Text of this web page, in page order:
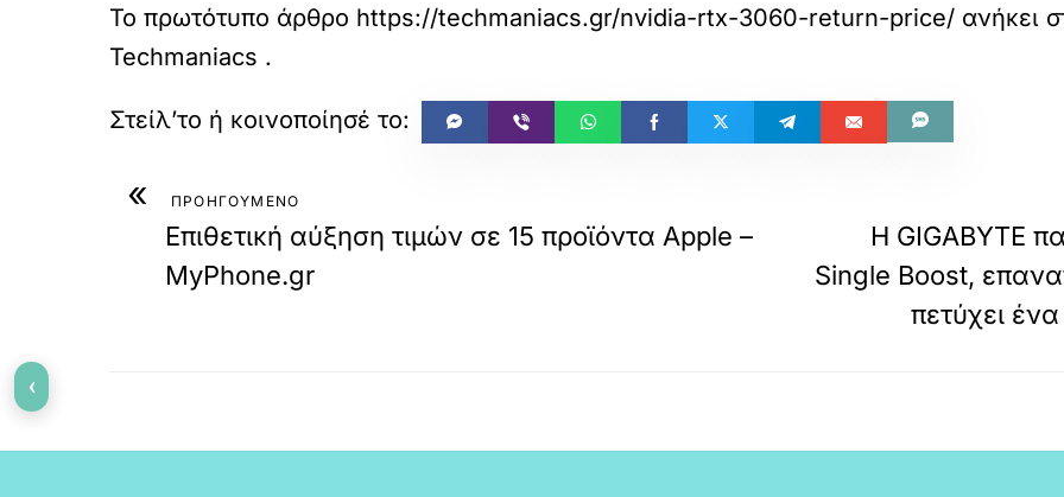
Το πρωτότυπο άρθρο https://techmaniacs.gr/nvidia-rtx-3060-return-price/ ανήκει
Techmaniacs .
« ΠΡΟΗΓΟΥΜΕΝΟ
Επιθετική αύξηση τιμών σε 15 προϊόντα Apple –
MyPhone.gr
Η GIGABYTE
Single Boost,
πετύχει
‹